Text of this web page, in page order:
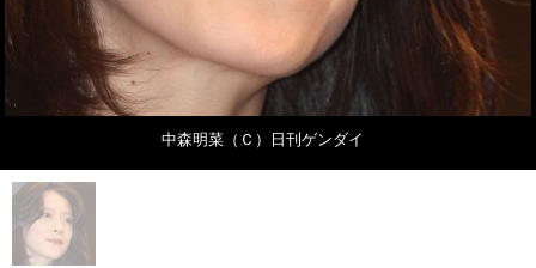
中森明菜（Ｃ）日刊ゲンダイ